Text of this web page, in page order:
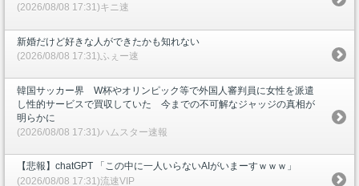
(2026/08/08 17:31)キニ速
新婚だけど好きな人ができたかも知れない
(2026/08/08 17:31)ふぇー速
韓国サッカー界 W杯やオリンピック等で外国人審判員に女性を派遣
し性的サービスで買収していた 今までの不可解なジャッジの真相が
明らかに
(2026/08/08 17:31)ハムスター速報
【悲報】chatGPT 「この中に一人いらないAIがいまーすｗｗｗ」
(2026/08/08 17:31)流速VIP